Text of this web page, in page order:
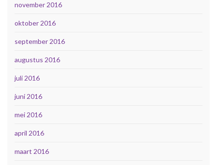
november 2016
oktober 2016
september 2016
augustus 2016
juli 2016
juni 2016
mei 2016
april 2016
maart 2016